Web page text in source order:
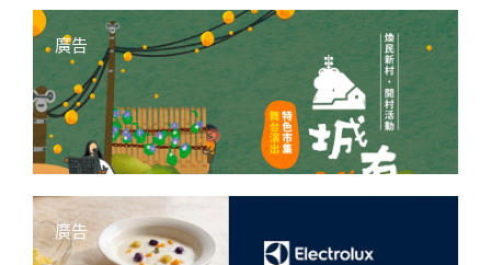
的責任感。
動保處表示，截至今年9月底臺北市動物之家在養犬
貓數為987隻，動物來源多為凶惡犬隻精確捕捉入
所、遊蕩在外或民眾不擬續養的病殘、年邁動物，及
尚未社會化或行為偏差犬隻，而民眾認養需求偏好年
幼或品種犬貓，需求與收容現況實有落差。為改善犬
貓認養品質，動保處持續加強動物醫療改善動物健
康，針對不親近人的犬貓進行行為矯正訓練，並結合
志工與民間團體或商家異業合作「TAS浪愛滿屋」多
元認養站點，更輔導北士商設置浪漫喵屋，透過校園
廣告
廣告